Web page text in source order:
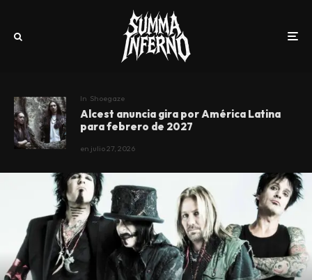
In Shoegaze
Alcest anuncia gira por América Latina
para febrero de 2027
en julio 27, 2026